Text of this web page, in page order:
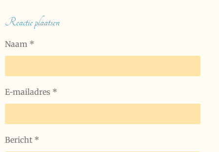
e
n
l
r
e
Reactie plaatsen
Naam *
E-mailadres *
Bericht *